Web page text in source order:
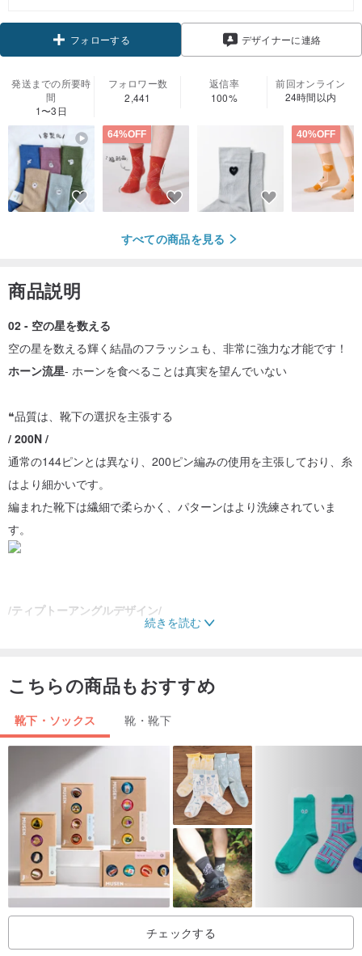
フォローする
デザイナーに連絡
発送までの所要時
間
1〜3日
フォロワー数
2,441
返信率
100%
前回オンライン
24時間以内
64%OFF 40%OFF
すべての商品を見る
商品説明
02 - 空の星を数える
空の星を数える輝く結晶のフラッシュも、非常に強力な才能です！
ホーン流星- ホーンを食べることは真実を望んでいない
❝品質は、靴下の選択を主張する
/ 200N /
通常の144ピンとは異なり、200ピン編みの使用を主張しており、糸
はより細かいです。
編まれた靴下は繊細で柔らかく、パターンはより洗練されていま
す。
/ティプトーアングルデザイン/
あなたの指先の快適さを一日中着用するには、人間工学に基づいた
快適で、親指の穴の数を減らしました
/そうだよ！右足/
つま先角度織り方によれば、左右の足が設計され、足の裏にある
「そうだよ！」という言葉が右足である。
/ 90°直角/
踵の縫い目の数は35ニットであり、かかとのほぼ90度の弧であり、
続きを読む
こちらの商品もおすすめ
靴下・ソックス 靴・靴下
チェックする